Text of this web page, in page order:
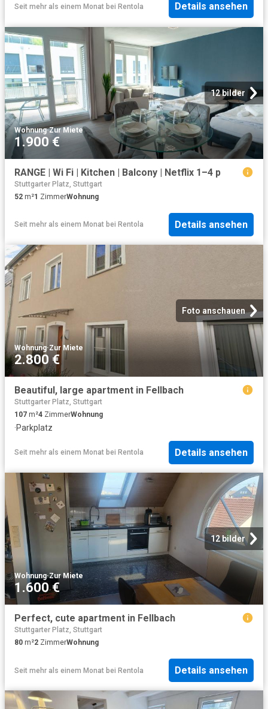
Seit mehr als einem Monat bei Rentola Details ansehen
12 bilder
Wohnung·Zur Miete
1.900 €
RANGE | Wi Fi | Kitchen | Balcony | Netflix 1–4 p
Stuttgarter Platz, Stuttgart
52 m²1 ZimmerWohnung
Seit mehr als einem Monat bei Rentola Details ansehen
Foto anschauen
Wohnung·Zur Miete
2.800 €
Beautiful, large apartment in Fellbach
Stuttgarter Platz, Stuttgart
107 m²4 ZimmerWohnung
·Parkplatz
Seit mehr als einem Monat bei Rentola Details ansehen
12 bilder
Wohnung·Zur Miete
1.600 €
Perfect, cute apartment in Fellbach
Stuttgarter Platz, Stuttgart
80 m²2 ZimmerWohnung
Seit mehr als einem Monat bei Rentola Details ansehen